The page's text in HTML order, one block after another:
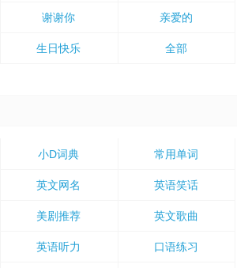
谢谢你 亲爱的
生日快乐 全部
小D词典 常用单词
英文网名 英语笑话
美剧推荐 英文歌曲
英语听力 口语练习